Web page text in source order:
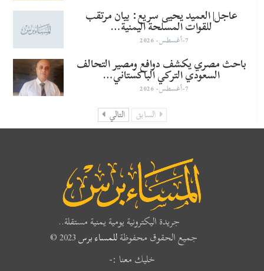
عاجل| العميد يحيى سريع: بيان مرتقب
للقوات المسلحة اليمنية…
7-أغسطس- 2026
باحث مصري يكشف دوافع ومصير التحالف
السعودي التركي الباكستاني…
7-أغسطس- 2026
السابق التالي
جريدة اليكترونية يومية يمنية مستقلة..
جميع الحقوق محفوظةللمساء برس
خليك معنا :-